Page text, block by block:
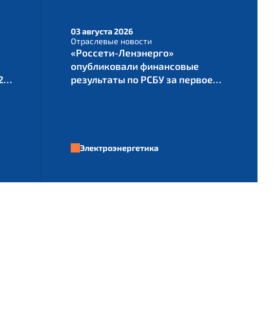
03 августа 2026
Отраслевые новости
«Россети-Ленэнерго»
опубликовали финансовые
результаты по РСБУ за первое
Электроэнергетика